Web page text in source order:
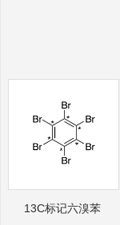
13C标记六溴苯